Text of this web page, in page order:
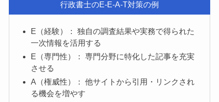
行政書士のE-E-A-T対策の例
E（経験）： 独自の調査結果や実務で得られた
一次情報を活用する
E（専門性）： 専門分野に特化した記事を充実
させる
A（権威性）： 他サイトから引用・リンクされ
る機会を増やす